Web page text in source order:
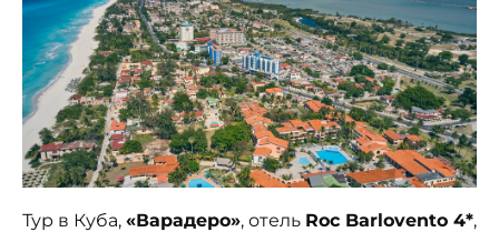
Тур в Куба, «Варадеро», отель Roc Barlovento 4*,